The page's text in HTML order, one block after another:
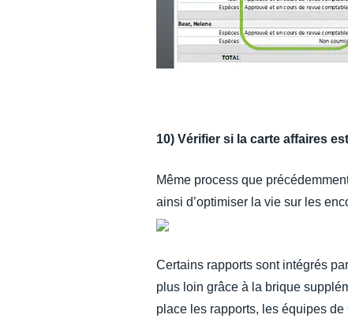
10) Vérifier si la carte affaires
Même process que
ainsi d’optimiser la vie sur les
Certains rapports sont intégrés
plus loin grâce à la brique
place les rapports, les équipes